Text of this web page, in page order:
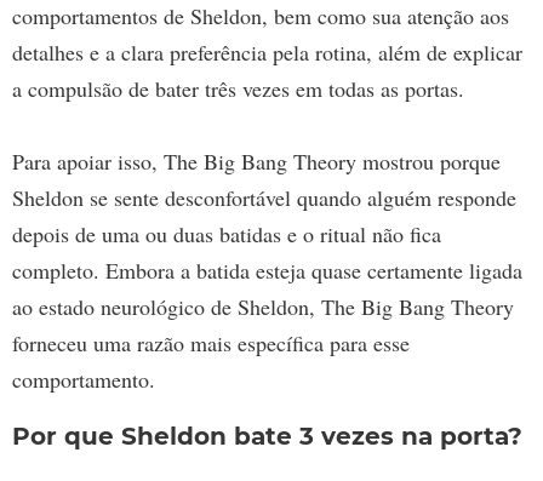
comportamentos de Sheldon, bem como sua atenção aos
detalhes e a clara preferência pela rotina, além de explicar
a compulsão de bater três vezes em todas as portas.
Para apoiar isso, The Big Bang Theory mostrou porque
Sheldon se sente desconfortável quando alguém responde
depois de uma ou duas batidas e o ritual não fica
completo. Embora a batida esteja quase certamente ligada
ao estado neurológico de Sheldon, The Big Bang Theory
forneceu uma razão mais específica para esse
comportamento.
Por que Sheldon bate 3 vezes na porta?